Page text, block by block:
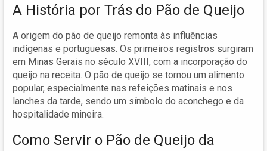
A História por Trás do Pão de Queijo
A origem do pão de queijo remonta às influências
indígenas e portuguesas. Os primeiros registros surgiram
em Minas Gerais no século XVIII, com a incorporação do
queijo na receita. O pão de queijo se tornou um alimento
popular, especialmente nas refeições matinais e nos
lanches da tarde, sendo um símbolo do aconchego e da
hospitalidade mineira.
Como Servir o Pão de Queijo da